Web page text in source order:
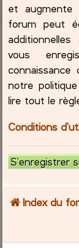
et augmente
forum peut
vous
notre
lire tout le
Conditions
S’enregistrer
Index du